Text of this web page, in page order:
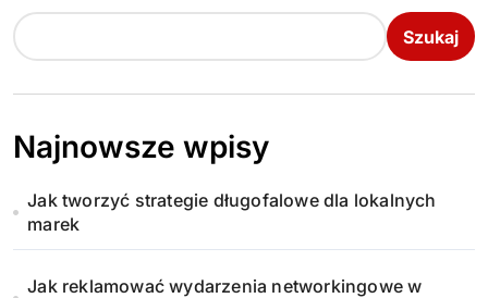
Szukaj
Najnowsze wpisy
Jak tworzyć strategie długofalowe dla lokalnych
marek
Jak reklamować wydarzenia networkingowe w